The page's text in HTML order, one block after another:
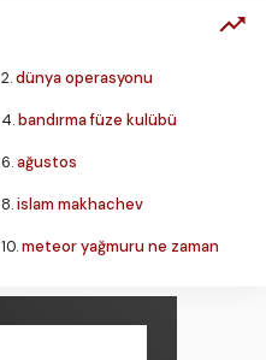
2.dünya operasyonu
4.bandırma füze kulübü
6.ağustos
8.islam makhachev
10.meteor yağmuru ne zaman